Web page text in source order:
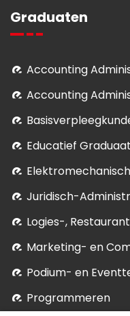
Graduaten
Accounting
Accounting
Educatief
Juridisch-
Logies-,
Marketing- en
Podium- en
Programmeren